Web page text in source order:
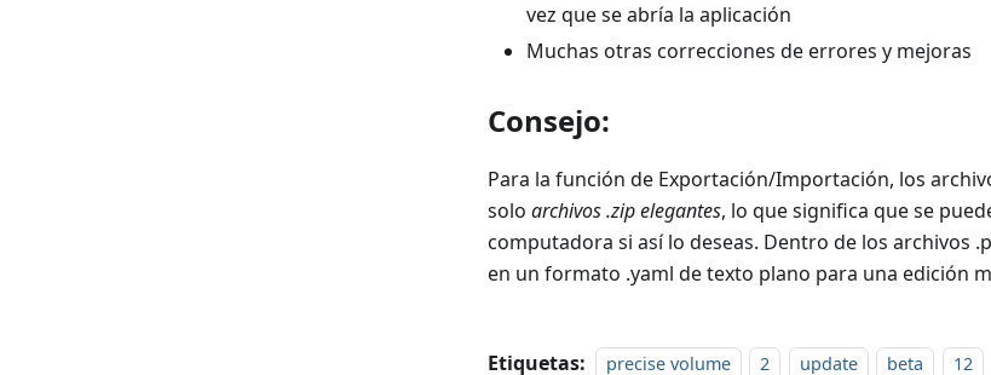
vez que se abría la aplicación
Muchas otras correcciones de errores y mejoras
Consejo:
Para la función de Exportación/Importación, los
solo archivos .zip elegantes, lo que significa que se
computadora si así lo deseas. Dentro de los archivos
en un formato .yaml de texto plano para una edición
Etiquetas: precise volume 2 update beta 12